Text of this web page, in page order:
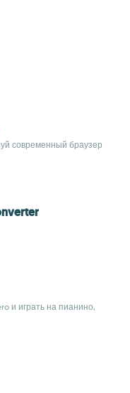
современный браузер
и играть на пианино,